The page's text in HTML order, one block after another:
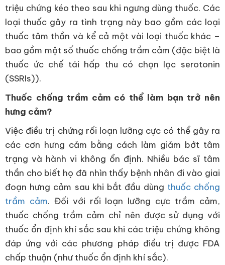
triệu chứng kéo theo sau khi ngưng dùng thuốc. Các
loại thuốc gây ra tình trạng này bao gồm các loại
thuốc tâm thần và kể cả một vài loại thuốc khác –
bao gồm một số thuốc chống trầm cảm (đặc biệt là
thuốc ức chế tái hấp thu có chọn lọc serotonin
(SSRIs)).
Thuốc chống trầm cảm có thể làm bạn trở nên
hưng cảm?
Việc điều trị chứng rối loạn lưỡng cực có thể gây ra
các cơn hưng cảm bằng cách làm giảm bớt tâm
trạng và hành vi không ổn định. Nhiều bác sĩ tâm
thần cho biết họ đã nhìn thấy bệnh nhân đi vào giai
đoạn hưng cảm sau khi bắt đầu dùng thuốc chống
trầm cảm. Đối với rối loạn lưỡng cực trầm cảm,
thuốc chống trầm cảm chỉ nên được sử dụng với
thuốc ổn định khí sắc sau khi các triệu chứng không
đáp ứng với các phương pháp điều trị được FDA
chấp thuận (như thuốc ổn định khí sắc).